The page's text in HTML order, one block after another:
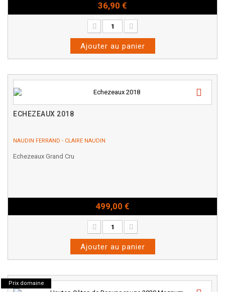
36,90 €
Ajouter au panier
ECHEZEAUX 2018
NAUDIN FERRAND - CLAIRE NAUDIN
Echezeaux Grand Cru
499,00 €
Ajouter au panier
Prix domaine